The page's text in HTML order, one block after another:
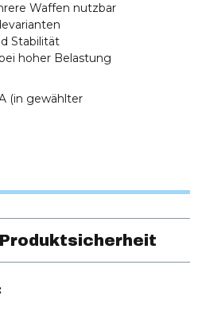
Waffen nutzbar
Stabilität
hoher Belastung
(in gewählter